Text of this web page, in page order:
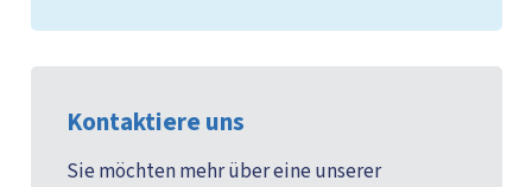
Kontaktiere uns
Sie möchten mehr über eine unserer